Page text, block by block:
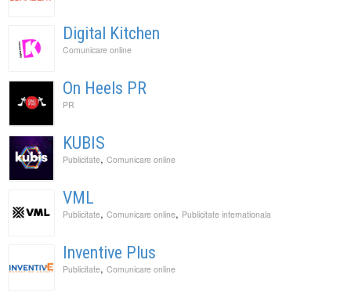
Digital Kitchen
Comunicare online
On Heels PR
PR
KUBIS
Publicitate, Comunicare online
VML
Publicitate, Comunicare online, Publicitate internationala
Inventive Plus
Publicitate, Comunicare online